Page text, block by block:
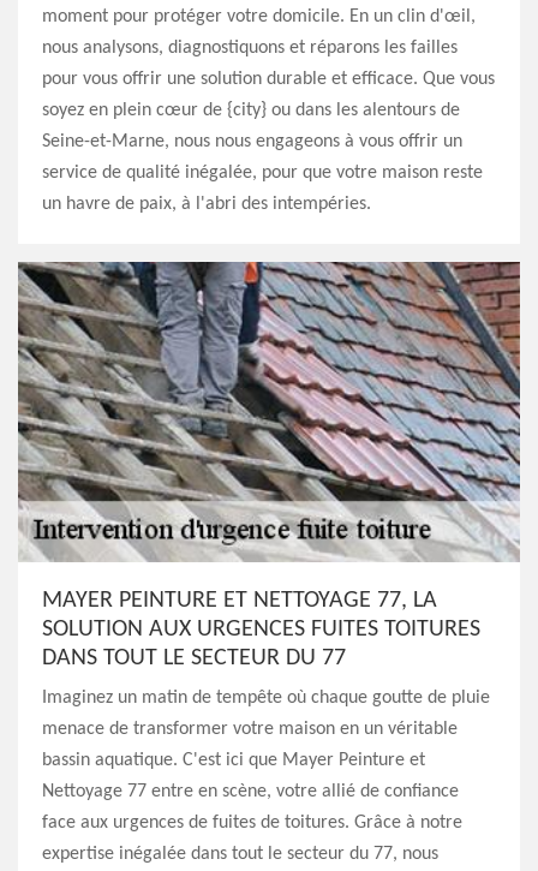
moment pour protéger votre domicile. En un clin d'œil,
nous analysons, diagnostiquons et réparons les failles
pour vous offrir une solution durable et efficace. Que vous
soyez en plein cœur de {city} ou dans les alentours de
Seine-et-Marne, nous nous engageons à vous offrir un
service de qualité inégalée, pour que votre maison reste
un havre de paix, à l'abri des intempéries.
MAYER PEINTURE ET NETTOYAGE 77, LA
SOLUTION AUX URGENCES FUITES TOITURES
DANS TOUT LE SECTEUR DU 77
Imaginez un matin de tempête où chaque goutte de pluie
menace de transformer votre maison en un véritable
bassin aquatique. C'est ici que Mayer Peinture et
Nettoyage 77 entre en scène, votre allié de confiance
face aux urgences de fuites de toitures. Grâce à notre
expertise inégalée dans tout le secteur du 77, nous